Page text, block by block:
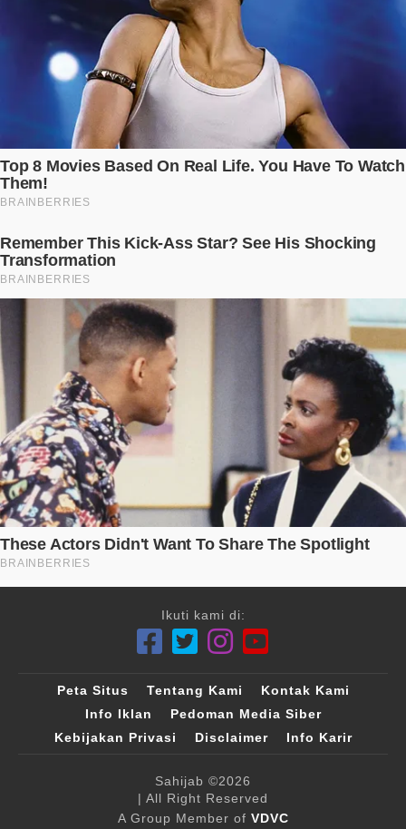
Ikuti kami di:
Peta Situs Tentang Kami
Kontak Kami
Info Iklan
Pedoman Media Siber
Kebijakan Privasi
Disclaimer Info Karir
Sahijab ©2026
| All Right Reserved
A Group Member of VDVC